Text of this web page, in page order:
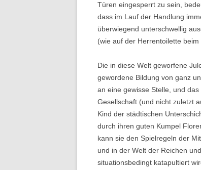
Türen eingesperrt zu sein,
dass im Lauf der Handlung
überwiegend unterschwellig
(wie auf der Herrentoilette
Die in diese Welt geworfene
gewordene Bildung von ganz
an eine gewisse Stelle, und
Gesellschaft (und nicht zuletzt
Kind der städtischen
durch ihren guten Kumpel
kann sie den Spielregeln der
und in der Welt der Reichen
situationsbedingt katapultiert